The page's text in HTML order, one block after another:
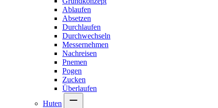
Ablaufen
Absetzen
Durchlaufen
Durchwechseln
Messernehmen
Nachreisen
Pnemen
Pogen
Zucken
Überlaufen
Huten